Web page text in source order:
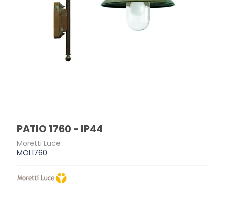
PATIO 1760 - IP44
Moretti Luce
MOL1760